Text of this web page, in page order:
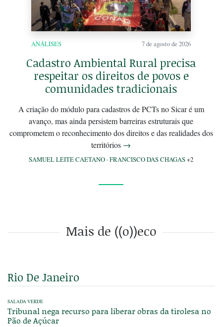
ANÁLISES 7 de agosto de 2026
Cadastro Ambiental Rural precisa
respeitar os direitos de povos e
comunidades tradicionais
A criação do módulo para cadastros de PCTs no Sicar é um
avanço, mas ainda persistem barreiras estruturais que
comprometem o reconhecimento dos direitos e das realidades dos
territórios →
SAMUEL LEITE CAETANO ·FRANCISCO DAS CHAGAS+2
Mais de ((o))eco
Rio De Janeiro
SALADA VERDE
Tribunal nega recurso para liberar obras da tirolesa no
Pão de Açúcar